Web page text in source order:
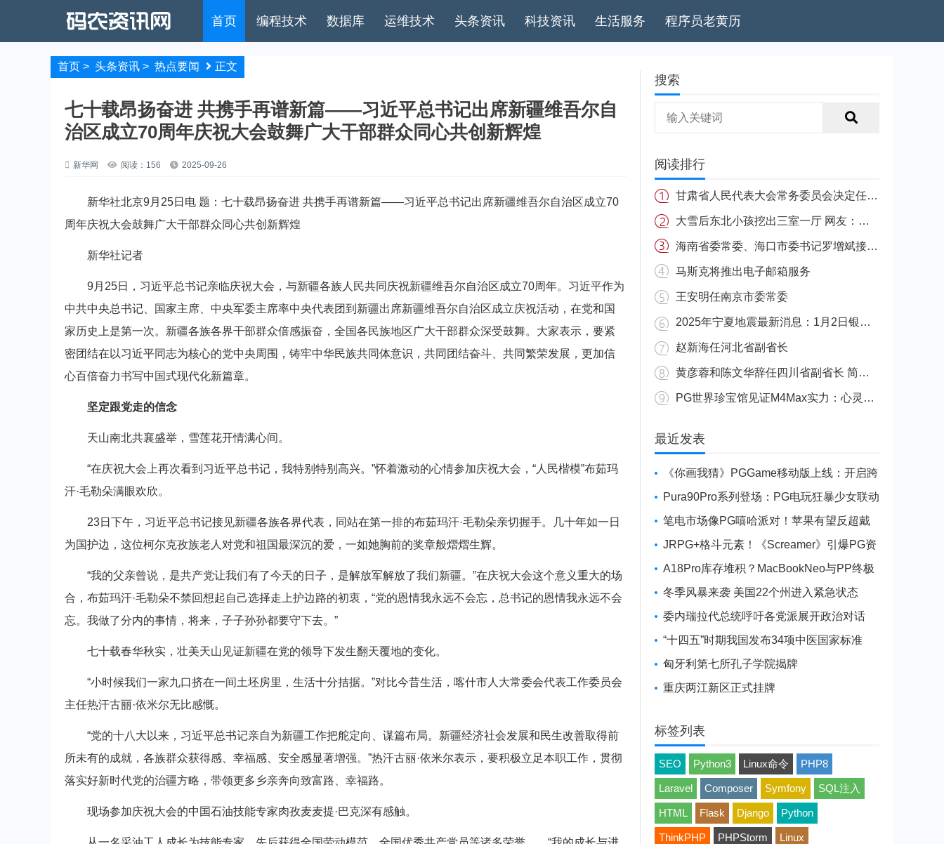
首页 编程技术 数据库 运维技术 头条资讯 科技资讯 生活服务 程序员老黄历
首页 > 头条资讯 > 热点要闻 正文
七十载昂扬奋进 共携手再谱新篇——习近平总书记出席新疆维吾尔自
治区成立70周年庆祝大会鼓舞广大干部群众同心共创新辉煌
新华网 阅读：156 2025-09-26
新华社北京9月25日电 题：七十载昂扬奋进 共携手再谱新篇——习近平总书记出席新疆维吾尔自治区成立70
周年庆祝大会鼓舞广大干部群众同心共创新辉煌
新华社记者
9月25日，习近平总书记亲临庆祝大会，与新疆各族人民共同庆祝新疆维吾尔自治区成立70周年。习近平作为
中共中央总书记、国家主席、中央军委主席率中央代表团到新疆出席新疆维吾尔自治区成立庆祝活动，在党和国
家历史上是第一次。新疆各族各界干部群众倍感振奋，全国各民族地区广大干部群众深受鼓舞。大家表示，要紧
密团结在以习近平同志为核心的党中央周围，铸牢中华民族共同体意识，共同团结奋斗、共同繁荣发展，更加信
心百倍奋力书写中国式现代化新篇章。
坚定跟党走的信念
天山南北共襄盛举，雪莲花开情满心间。
“在庆祝大会上再次看到习近平总书记，我特别特别高兴。”怀着激动的心情参加庆祝大会，“人民楷模”布茹玛
汗·毛勒朵满眼欢欣。
23日下午，习近平总书记接见新疆各族各界代表，同站在第一排的布茹玛汗·毛勒朵亲切握手。几十年如一日
为国护边，这位柯尔克孜族老人对党和祖国最深沉的爱，一如她胸前的奖章般熠熠生辉。
“我的父亲曾说，是共产党让我们有了今天的日子，是解放军解放了我们新疆。”在庆祝大会这个意义重大的场
合，布茹玛汗·毛勒朵不禁回想起自己选择走上护边路的初衷，“党的恩情我永远不会忘，总书记的恩情我永远不会
忘。我做了分内的事情，将来，子子孙孙都要守下去。”
七十载春华秋实，壮美天山见证新疆在党的领导下发生翻天覆地的变化。
“小时候我们一家九口挤在一间土坯房里，生活十分拮据。”对比今昔生活，喀什市人大常委会代表工作委员会
主任热汗古丽·依米尔无比感慨。
“党的十八大以来，习近平总书记亲自为新疆工作把舵定向、谋篇布局。新疆经济社会发展和民生改善取得前
所未有的成就，各族群众获得感、幸福感、安全感显著增强。”热汗古丽·依米尔表示，要积极立足本职工作，贯彻
落实好新时代党的治疆方略，带领更多乡亲奔向致富路、幸福路。
现场参加庆祝大会的中国石油技能专家肉孜麦麦提·巴克深有感触。
搜索
阅读排行
甘肃省人民代表大会常务委员会决定任免名单
大雪后东北小孩挖出三室一厅 网友：南方的娃很羡慕
海南省委常委、海口市委书记罗增斌接受中央纪委国家监委纪律审查和监察调查
马斯克将推出电子邮箱服务
王安明任南京市委常委
2025年宁夏地震最新消息：1月2日银川发生4.8级地震
赵新海任河北省副省长
黄彦蓉和陈文华辞任四川省副省长 简历资料照片
PG世界珍宝馆见证M4Max实力：心灵杀手2竟轻松跑出80FPS！
最近发表
《你画我猜》PGGame移动版上线：开启跨
平台互动新玩法
Pura90Pro系列登场：PG电玩狂暴少女联动
旗舰性能升级
笔电市场像PG嘻哈派对！苹果有望反超戴
尔进前三
JRPG+格斗元素！《Screamer》引爆PG资
讯手游新焦点
A18Pro库存堆积？MacBookNeo与PP终极
火焰狂潮意外同框
冬季风暴来袭 美国22个州进入紧急状态
委内瑞拉代总统呼吁各党派展开政治对话
“十四五”时期我国发布34项中医国家标准
匈牙利第七所孔子学院揭牌
重庆两江新区正式挂牌
标签列表
SEO Python3 Linux命令 PHP8
Laravel Composer Symfony SQL注入
HTML Flask Django Python
ThinkPHP PHPStorm Linux